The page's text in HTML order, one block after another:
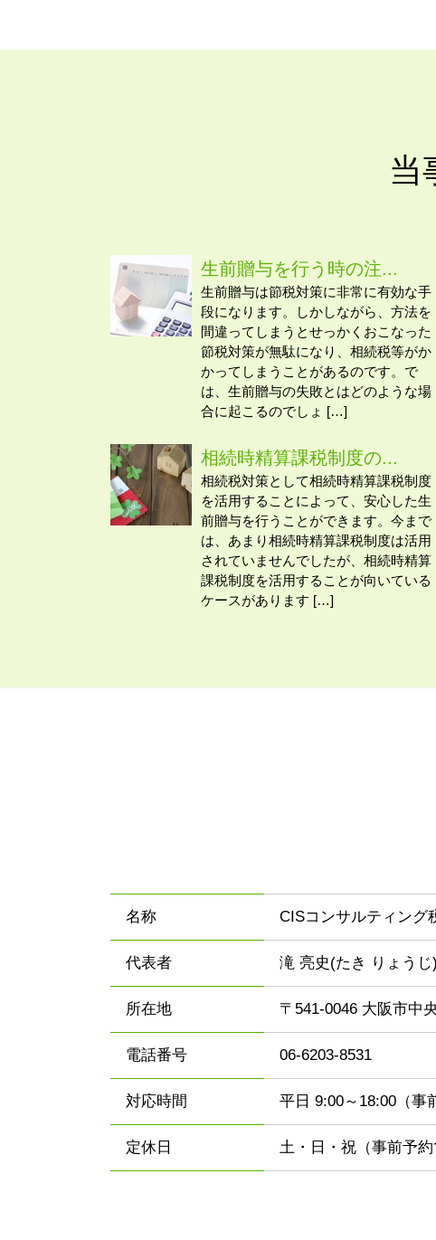
当
生前贈与を行う時の注...
生前贈与は節税対策に非常に有効な手
段になります。しかしながら、方法を
間違ってしまうとせっかくおこなった
節税対策が無駄になり、相続税等がか
かってしまうことがあるのです。で
は、生前贈与の失敗とはどのような場
合に起こるのでしょ […]
相続時精算課税制度の...
相続税対策として相続時精算課税制度
を活用することによって、安心した生
前贈与を行うことができます。今まで
は、あまり相続時精算課税制度は活用
されていませんでしたが、相続時精算
課税制度を活用することが向いている
ケースがあります […]
名称 CISコンサルティング
代表者 滝 亮史(たき りょうじ)
所在地 〒541-0046 大阪市中
電話番号 06-6203-8531
対応時間 平日 9:00～18:00（事
定休日 土・日・祝（事前予約